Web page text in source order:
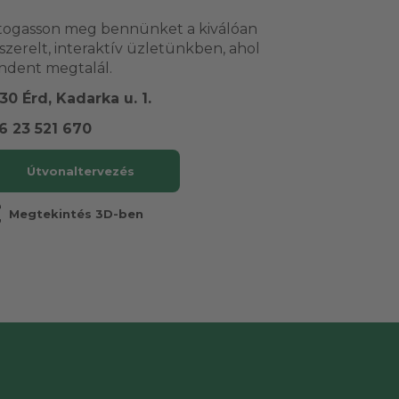
meg bennünket a kiválóan
interaktív üzletünkben, ahol
megtalál.
Érd, Kadarka u. 1.
23 521 670
Útvonaltervezés
Megtekintés 3D-ben